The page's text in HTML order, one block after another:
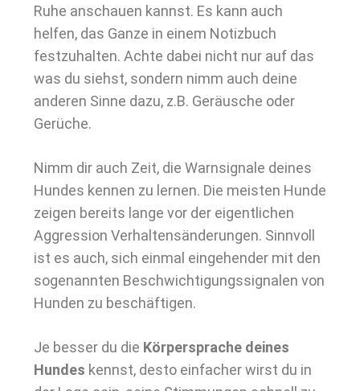
Ruhe anschauen kannst. Es kann auch
helfen, das Ganze in einem Notizbuch
festzuhalten. Achte dabei nicht nur auf das
was du siehst, sondern nimm auch deine
anderen Sinne dazu, z.B. Geräusche oder
Gerüche.
Nimm dir auch Zeit, die Warnsignale deines
Hundes kennen zu lernen. Die meisten Hunde
zeigen bereits lange vor der eigentlichen
Aggression Verhaltensänderungen. Sinnvoll
ist es auch, sich einmal eingehender mit den
sogenannten Beschwichtigungssignalen von
Hunden zu beschäftigen.
Je besser du die Körpersprache deines
Hundes kennst, desto einfacher wirst du in